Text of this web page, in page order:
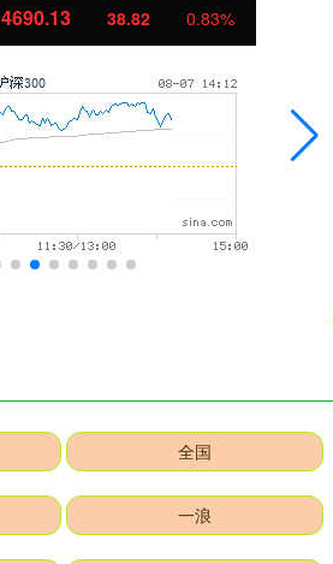
4690.13 38.82 0.83%
全国
一浪